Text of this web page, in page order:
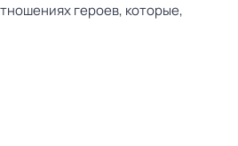
героев, которые,